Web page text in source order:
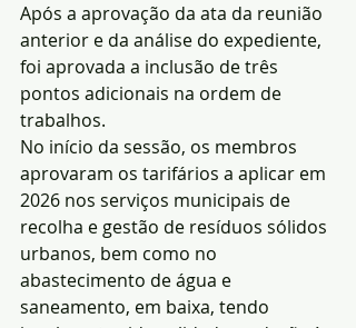
Após a aprovação da ata da reunião
anterior e da análise do expediente,
foi aprovada a inclusão de três
pontos adicionais na ordem de
trabalhos.
No início da sessão, os membros
aprovaram os tarifários a aplicar em
2026 nos serviços municipais de
recolha e gestão de resíduos sólidos
urbanos, bem como no
abastecimento de água e
saneamento, em baixa, tendo